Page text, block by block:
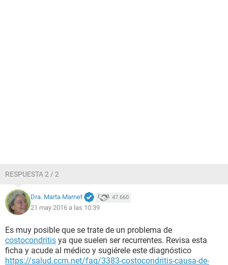
RESPUESTA 2 / 2
Dra. Marta Marnet 47.660
21 may 2016 a las 10:39
Es muy posible que se trate de un problema de
costocondritis ya que suelen ser recurrentes. Revisa esta
ficha y acude al médico y sugiérele este diagnóstico
https://salud.ccm.net/faq/3383-costocondritis-causa-de-